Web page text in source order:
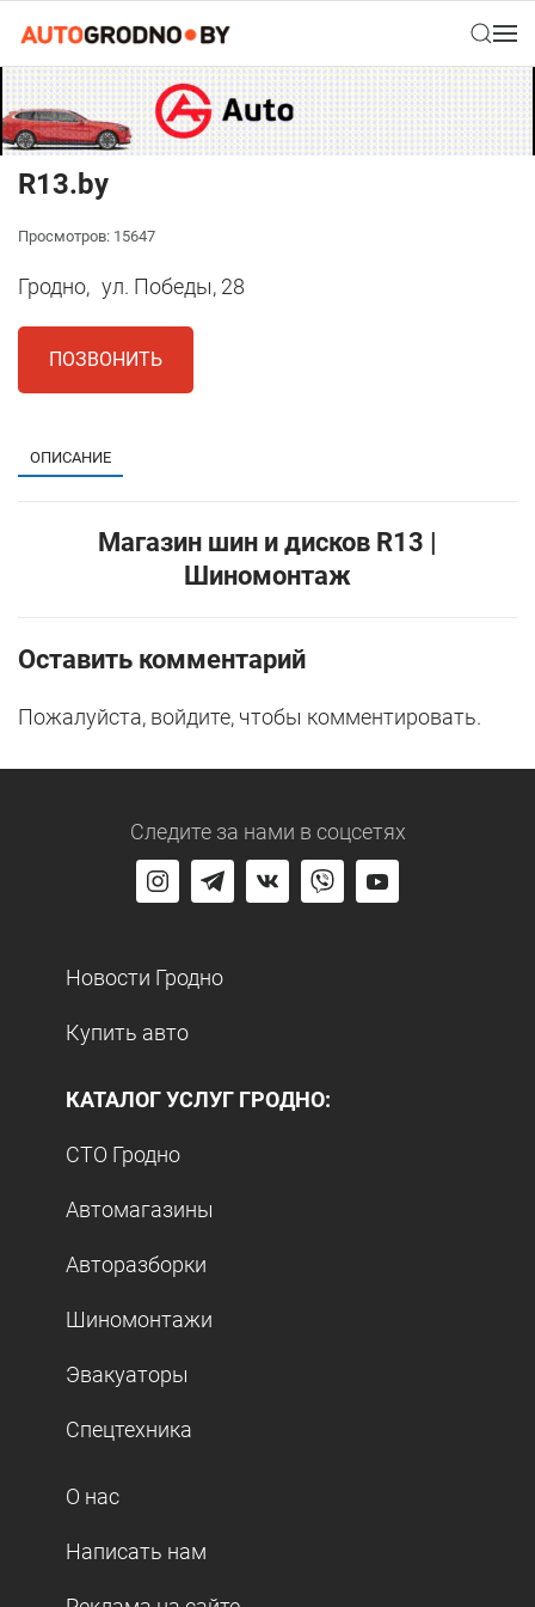
R13.by
Просмотров: 15647
Гродно, ул. Победы, 28
ПОЗВОНИТЬ
ОПИСАНИЕ
Магазин шин и дисков R13 |
Шиномонтаж
Оставить комментарий
Пожалуйста, войдите, чтобы комментировать.
Следите за нами в соцсетях
Новости Гродно
Купить авто
КАТАЛОГ УСЛУГ ГРОДНО:
СТО Гродно
Автомагазины
Авторазборки
Шиномонтажи
Эвакуаторы
Спецтехника
О нас
Написать нам